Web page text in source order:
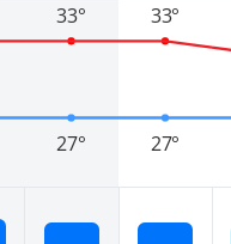
27°
33°
27°
33°